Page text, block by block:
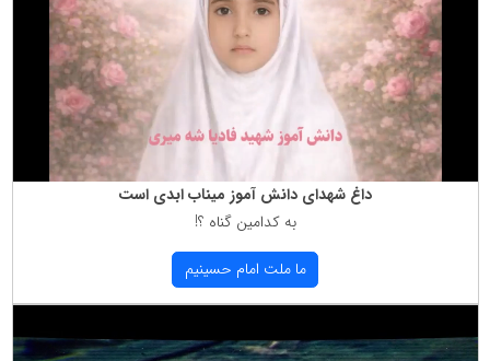
داغ شهدای دانش آموز میناب ابدی است
به كدامین گناه ؟!
ما ملت امام حسینیم